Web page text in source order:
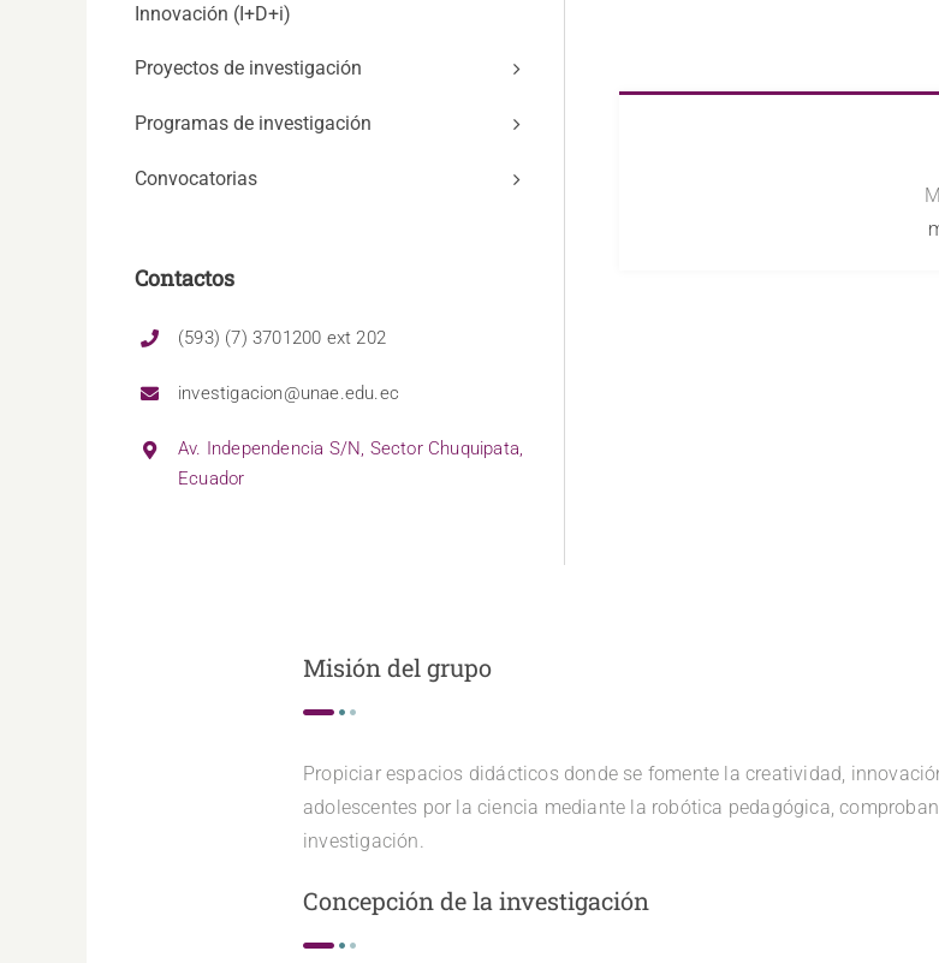
Innovación (I+D+i)
Proyectos de investigación
Programas de investigación
Convocatorias
Contactos
(593) (7) 3701200 ext 202
investigacion@unae.edu.ec
Av. Independencia S/N, Sector Chuquipata,
Ecuador
Misión del grupo
Propiciar espacios didácticos donde se fomente la creatividad,
adolescentes por la ciencia mediante la robótica pedagógica,
investigación.
Concepción de la investigación